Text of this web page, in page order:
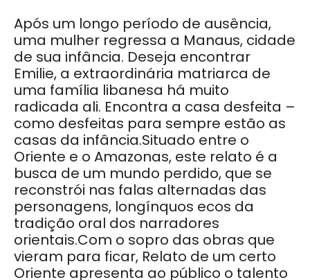
Após um longo período de ausência,
uma mulher regressa a Manaus, cidade
de sua infância. Deseja encontrar
Emilie, a extraordinária matriarca de
uma família libanesa há muito
radicada ali. Encontra a casa desfeita –
como desfeitas para sempre estão as
casas da infância.Situado entre o
Oriente e o Amazonas, este relato é a
busca de um mundo perdido, que se
reconstrói nas falas alternadas das
personagens, longínquos ecos da
tradição oral dos narradores
orientais.Com o sopro das obras que
vieram para ficar, Relato de um certo
Oriente apresenta ao público o talento